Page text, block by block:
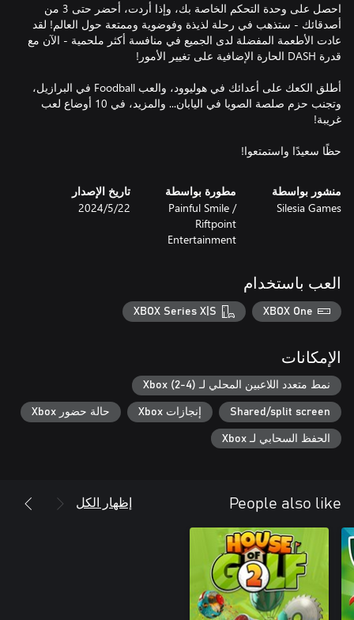
احصل على وحدة التحكم الخاصة بك، وإذا أردت، أحضر حتى 3 من
أصدقائك - ستذهب في رحلة لذيذة وفوضوية وممتعة حول العالم! لقد
عادت الأطعمة المفضلة لدى الجميع في منافسة أكثر ملحمية - الآن مع
أطلق الكعك على أعدائك في هوليوود، والعب Foodball في البرازيل،
وتجنب حزم صلصة الصويا في اليابان... والمزيد، في 10 أوضاع لعب
حظًا سعيدًا واستمتعوا!
منشور بواسطة
Silesia Games
مطورة بواسطة
Painful Smile /
Riftpoint
Entertainment
تاريخ الإصدار
22‏/5‏/2024
العب باستخدام
XBOX One
XBOX Series X|S
الإمكانات
نمط متعدد اللاعبين المحلي لـ Xbox (2-4)
Shared/split screen إنجازات Xbox حالة حضور Xbox
الحفظ السحابي لـ Xbox
People also like إظهار الكل